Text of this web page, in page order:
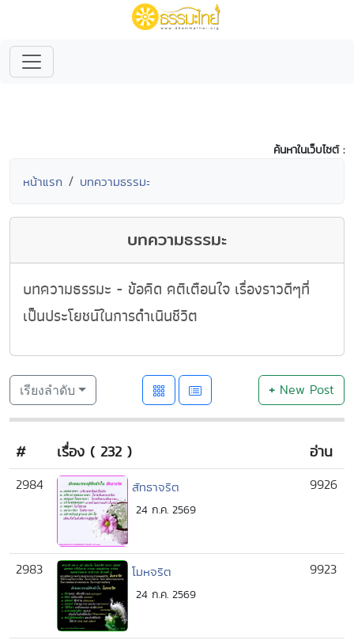
ค้นหาในเว็บไซต์ :
หน้าแรก บทความธรรมะ
บทความธรรมะ
บทความธรรมะ - ข้อคิด คติเตือนใจ เรื่องราวดีๆที่
เป็นประโยชน์ในการดำเนินชีวิต
เรียงลำดับ +New Post
# เรื่อง ( 232 ) อ่าน
2984 สัทธาจริต
24 ก.ค. 2569
9926
2983 โมหจริต
24 ก.ค. 2569
9923